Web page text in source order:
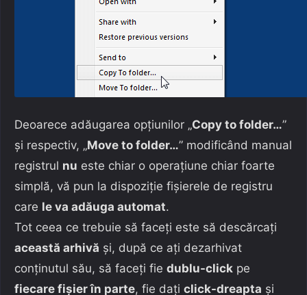
Deoarece adăugarea opțiunilor „Copy to folder…”
și respectiv, „Move to folder…” modificând manual
registrul nu este chiar o operațiune chiar foarte
simplă, vă pun la dispoziție fișierele de registru
care le va adăuga automat.
Tot ceea ce trebuie să faceți este să descărcați
această arhivă și, după ce ați dezarhivat
conținutul său, să faceți fie dublu-click pe
fiecare fișier în parte, fie dați click-dreapta și